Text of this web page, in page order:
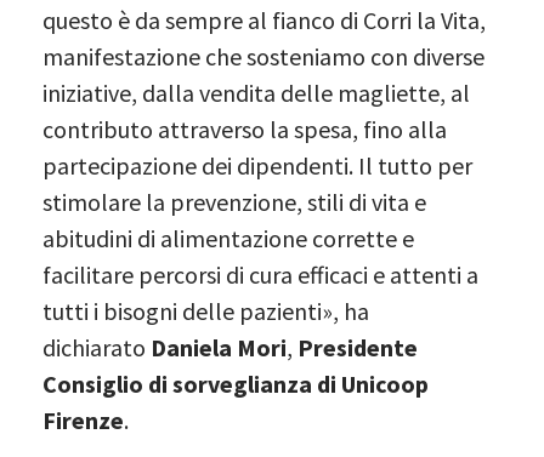
questo è da sempre al fianco di Corri la Vita,
manifestazione che sosteniamo con diverse
iniziative, dalla vendita delle magliette, al
contributo attraverso la spesa, fino alla
partecipazione dei dipendenti. Il tutto per
stimolare la prevenzione, stili di vita e
abitudini di alimentazione corrette e
facilitare percorsi di cura efficaci e attenti a
tutti i bisogni delle pazienti», ha
dichiarato Daniela Mori, Presidente
Consiglio di sorveglianza di Unicoop
Firenze.